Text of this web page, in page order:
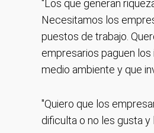
"Los que generan
Necesitamos los
puestos de trabajo.
empresarios paguen los
medio ambiente y que
"Quiero que los
dificulta o no les gusta y